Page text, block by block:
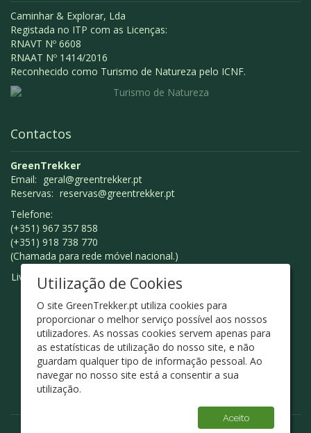
Caminhar & Explorar, Lda
Registada no ITP com as Licenças:
RNAVT Nº 6608
RNAAT Nº 1414/2016
Reconhecido como Turismo de Natureza pelo ICNF.
Contactos
GreenTrekker
Email: geral@greentrekker.pt
Reservas: reservas@greentrekker.pt
Telefone:
(+351) 967 357 858
(+351) 918 738 770
(Chamada para rede móvel nacional.)
Livro de Reclamações
Utilização de Cookies
O site GreenTrekker.pt utiliza cookies para
proporcionar o melhor serviço possível aos nossos
utilizadores. As nossas cookies servem apenas para
as estatísticas de utilização do nosso site, e não
guardam qualquer tipo de informação pessoal. Ao
navegar no nosso site está a consentir a sua
utilização.
Aceito